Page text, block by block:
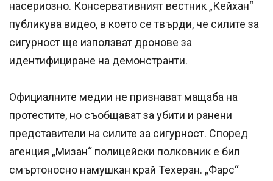
насериозно. Консервативният вестник „Кейхан“
публикува видео, в което се твърди, че силите за
сигурност ще използват дронове за
идентифициране на демонстранти.
Официалните медии не признават мащаба на
протестите, но съобщават за убити и ранени
представители на силите за сигурност. Според
агенция „Мизан“ полицейски полковник е бил
смъртоносно намушкан край Техеран. „Фарс“